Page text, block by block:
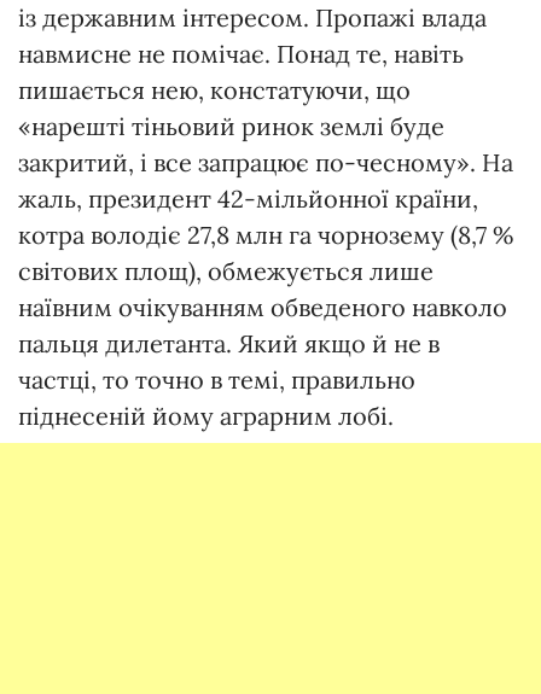
із державним інтересом. Пропажі влада
навмисне не помічає. Понад те, навіть
пишається нею, констатуючи, що
«нарешті тіньовий ринок землі буде
закритий, і все запрацює по-чесному». На
жаль, президент 42-мільйонної країни,
котра володіє 27,8 млн га чорнозему (8,7 %
світових площ), обмежується лише
наївним очікуванням обведеного навколо
пальця дилетанта. Який якщо й не в
частці, то точно в темі, правильно
піднесеній йому аграрним лобі.